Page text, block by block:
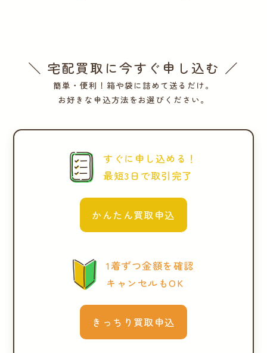
＼ 宅配買取に今すぐ申し込む ／
簡単・便利！箱や袋に詰めて送るだけ。
お好きな申込方法をお選びください。
すぐに申し込める！
最短3日で取引完了
かんたん買取申込
1着ずつ金額を確認
キャンセルもOK
きっちり買取申込